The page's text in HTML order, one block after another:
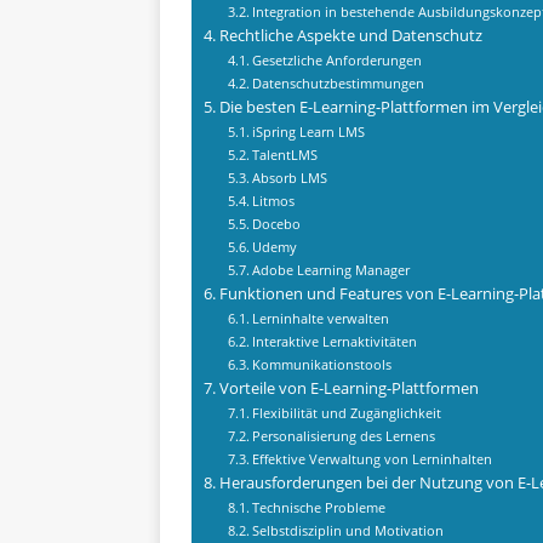
Integration in bestehende
Rechtliche Aspekte und Datenschutz
Gesetzliche Anforderungen
Datenschutzbestimmungen
Die besten E-Learning-Plattformen im
iSpring Learn LMS
TalentLMS
Absorb LMS
Litmos
Docebo
Udemy
Adobe Learning Manager
Funktionen und Features von E-Learning-
Lerninhalte verwalten
Interaktive Lernaktivitäten
Kommunikationstools
Vorteile von E-Learning-Plattformen
Flexibilität und Zugänglichkeit
Personalisierung des Lernens
Effektive Verwaltung von Lerninhalten
Herausforderungen bei der Nutzung von E-
Technische Probleme
Selbstdisziplin und Motivation